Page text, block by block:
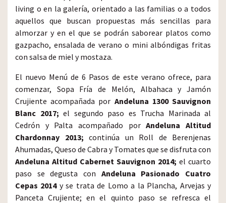
living o en la galería, orientado a las familias o a todos
aquellos que buscan propuestas más sencillas para
almorzar y en el que se podrán saborear platos como
gazpacho, ensalada de verano o mini albóndigas fritas
con salsa de miel y mostaza.
El nuevo Menú de 6 Pasos de este verano ofrece, para
comenzar, Sopa Fría de Melón, Albahaca y Jamón
Crujiente acompañada por Andeluna 1300 Sauvignon
Blanc 2017; el segundo paso es Trucha Marinada al
Cedrón y Palta acompañado porAndeluna Altitud
Chardonnay 2013; continúa un Roll de Berenjenas
Ahumadas, Queso de Cabra y Tomates que se disfruta con
Andeluna Altitud Cabernet Sauvignon 2014; el cuarto
paso se degusta con Andeluna Pasionado Cuatro
Cepas 2014y se trata de Lomo a la Plancha, Arvejas y
Panceta Crujiente; en el quinto paso se refresca el